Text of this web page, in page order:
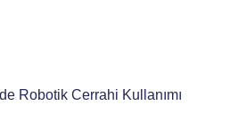
Robotik Cerrahi Kullanımı